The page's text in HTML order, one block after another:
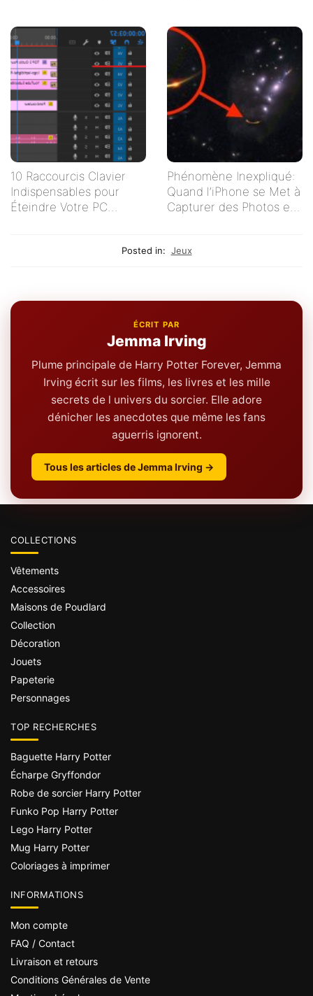
10 Raccourcis Clavier
Indispensables pour
Éteindre Votre PC
Phénomène Inexpliqué:
Quand l’iPhone se Met à
Capturer des Photos en
Posted in: Jeux
ÉCRIT PAR
Jemma Irving
Plume principale de Harry Potter Forever, Jemma
Irving écrit sur les films, les livres et les mille
secrets de l univers du sorcier. Elle adore
dénicher les anecdotes que même les fans
aguerris ignorent.
Tous les articles de Jemma Irving →
COLLECTIONS
Vêtements
Accessoires
Maisons de Poudlard
Collection
Décoration
Jouets
Papeterie
Personnages
TOP RECHERCHES
Baguette Harry Potter
Écharpe Gryffondor
Robe de sorcier Harry Potter
Funko Pop Harry Potter
Lego Harry Potter
Mug Harry Potter
Coloriages à imprimer
INFORMATIONS
Mon compte
FAQ / Contact
Livraison et retours
Conditions Générales de Vente